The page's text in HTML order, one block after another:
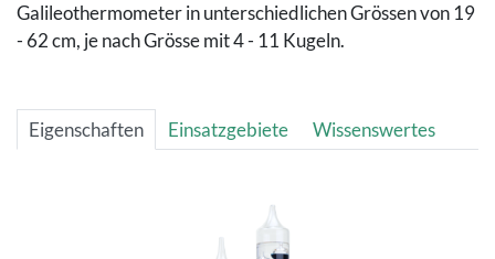
Galileothermometer in unterschiedlichen Grössen von 19
- 62 cm, je nach Grösse mit 4 - 11 Kugeln.
Eigenschaften Einsatzgebiete Wissenswertes